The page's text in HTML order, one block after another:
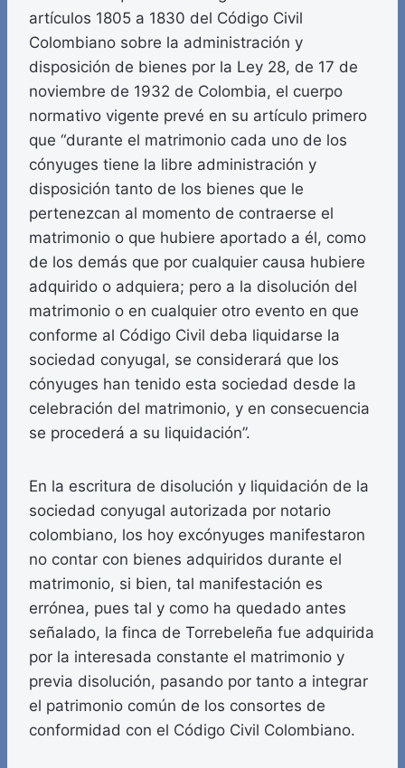
artículos 1805 a 1830 del Código Civil
Colombiano sobre la administración y
disposición de bienes por la Ley 28, de 17 de
noviembre de 1932 de Colombia, el cuerpo
normativo vigente prevé en su artículo primero
que “durante el matrimonio cada uno de los
cónyuges tiene la libre administración y
disposición tanto de los bienes que le
pertenezcan al momento de contraerse el
matrimonio o que hubiere aportado a él, como
de los demás que por cualquier causa hubiere
adquirido o adquiera; pero a la disolución del
matrimonio o en cualquier otro evento en que
conforme al Código Civil deba liquidarse la
sociedad conyugal, se considerará que los
cónyuges han tenido esta sociedad desde la
celebración del matrimonio, y en consecuencia
se procederá a su liquidación”.
En la escritura de disolución y liquidación de la
sociedad conyugal autorizada por notario
colombiano, los hoy excónyuges manifestaron
no contar con bienes adquiridos durante el
matrimonio, si bien, tal manifestación es
errónea, pues tal y como ha quedado antes
señalado, la finca de Torrebeleña fue adquirida
por la interesada constante el matrimonio y
previa disolución, pasando por tanto a integrar
el patrimonio común de los consortes de
conformidad con el Código Civil Colombiano.